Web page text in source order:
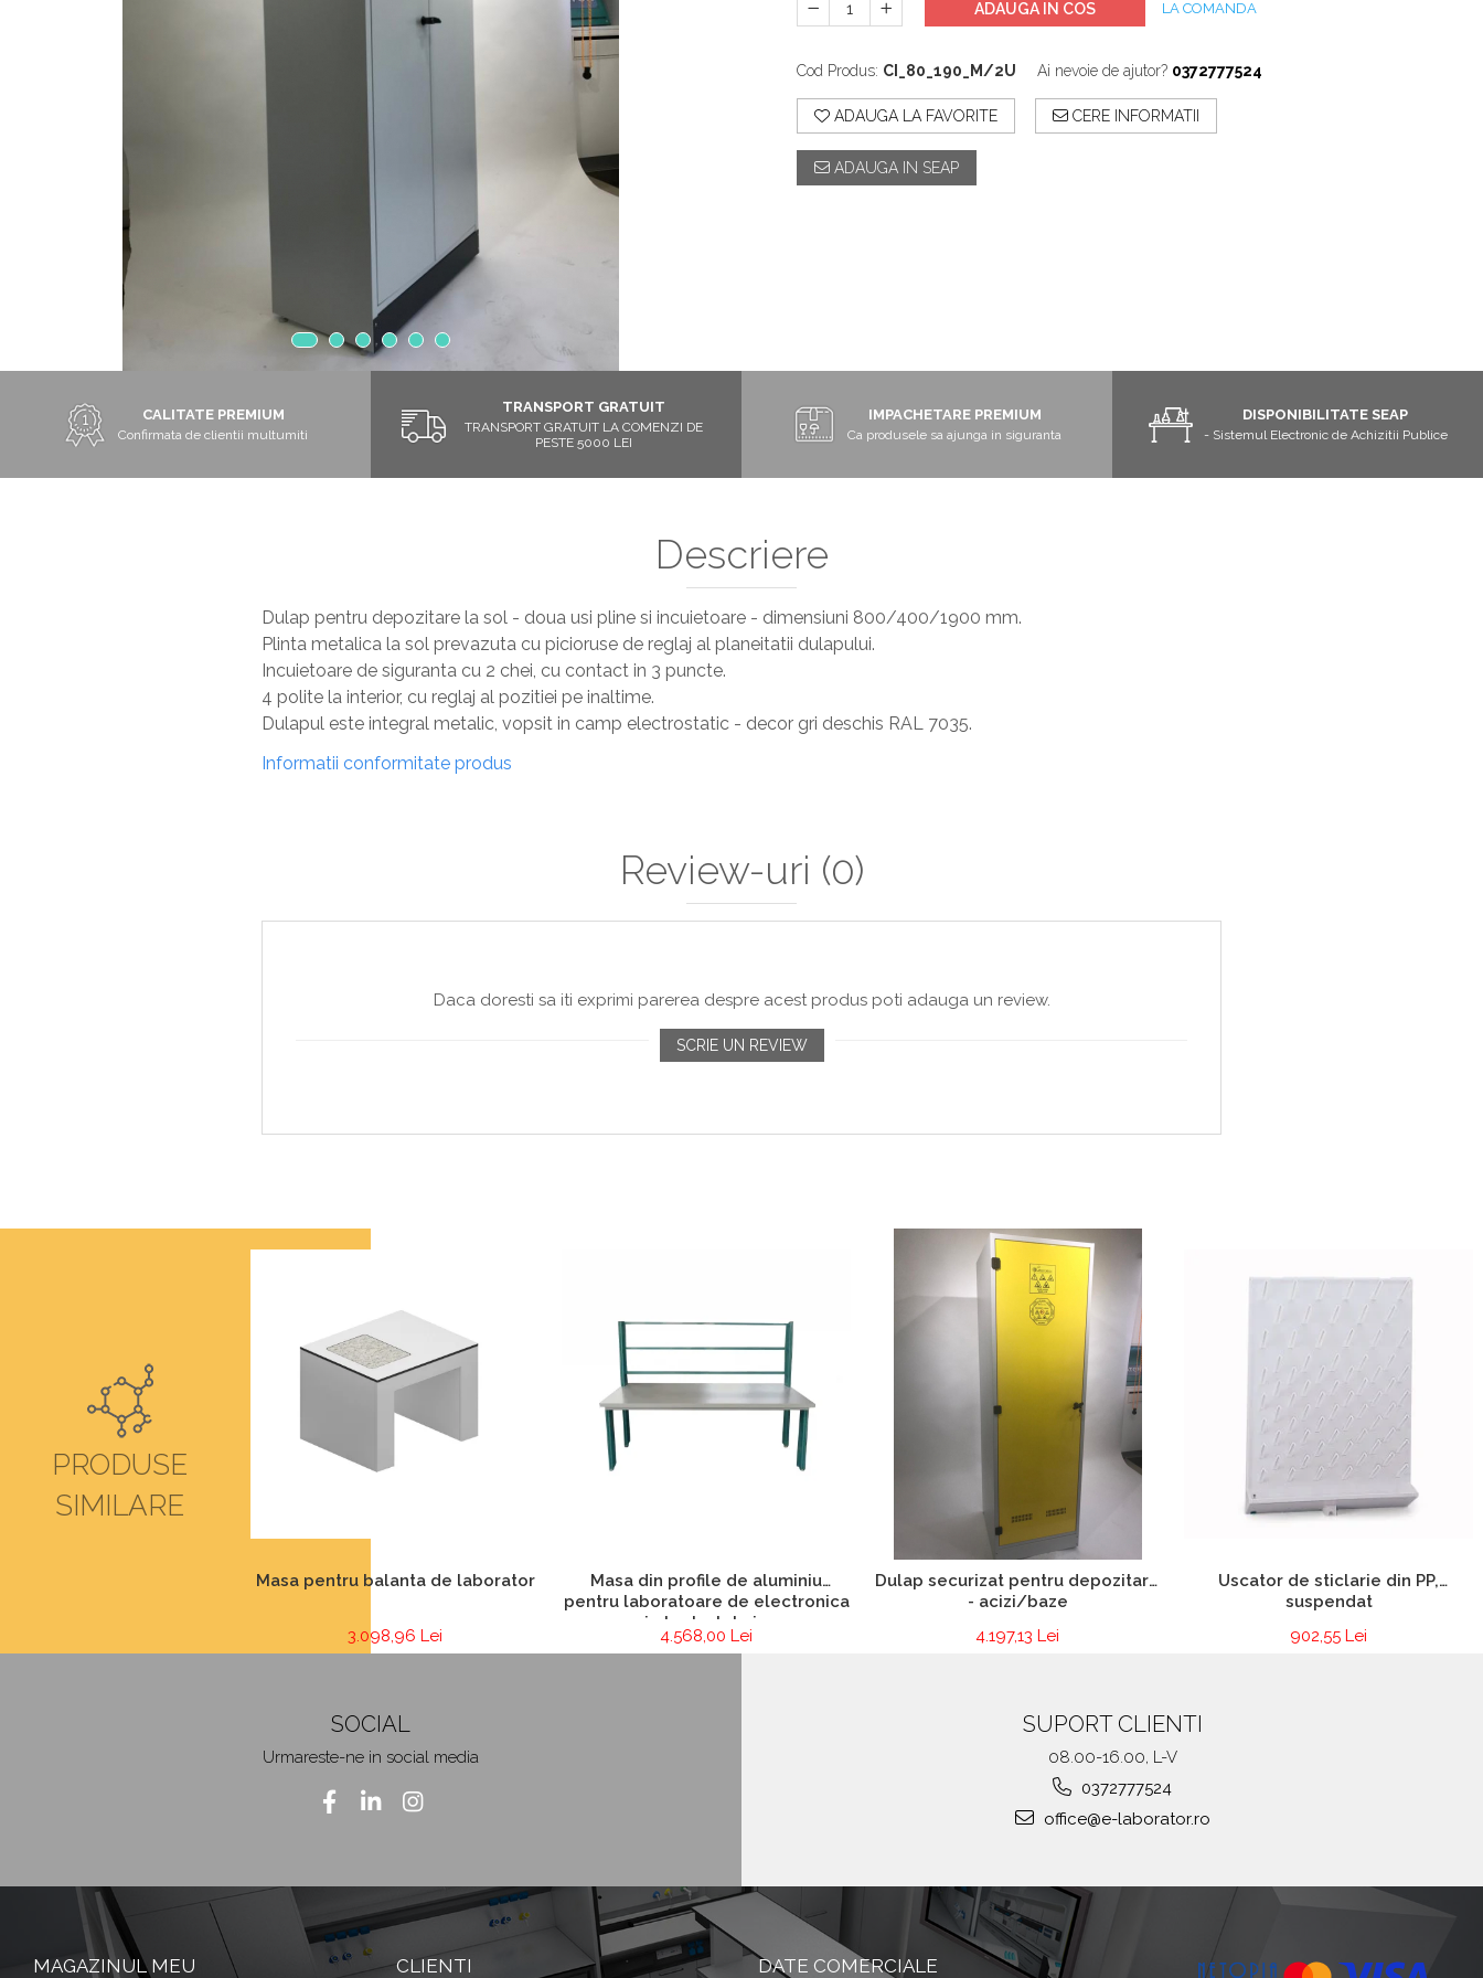
Dulapuri De Laborator/Corpuri
Dulapuri de reactivi
Dulapuri under-bench mobile
Mobilier Pentru Autolaborator
ADAUGA IN COS LA COMANDA
Cod Produs: CI_80_190_M/2U Ai nevoie de ajutor? 0372777524
ADAUGA LA FAVORITE CERE INFORMATII
ADAUGA IN SEAP
CALITATE PREMIUM
Confirmata de clientii multumiti
TRANSPORT GRATUIT
TRANSPORT GRATUIT LA COMENZI DE
PESTE 5000 LEI
IMPACHETARE PREMIUM
Ca produsele sa ajunga in siguranta
DISPONIBILITATE SEAP
- Sistemul Electronic de Achizitii Publice
Descriere
Dulap pentru depozitare la sol - doua usi pline si incuietoare - dimensiuni 800/400/1900 mm.
Plinta metalica la sol prevazuta cu picioruse de reglaj al planeitatii dulapului.
Incuietoare de siguranta cu 2 chei, cu contact in 3 puncte.
4 polite la interior, cu reglaj al pozitiei pe inaltime.
Dulapul este integral metalic, vopsit in camp electrostatic - decor gri deschis RAL 7035.
Informatii conformitate produs
Review-uri (0)
Daca doresti sa iti exprimi parerea despre acest produs poti adauga un review.
SCRIE UN REVIEW
PRODUSE
SIMILARE
Masa pentru balanta de laborator
3.098,96 Lei
Masa din profile de aluminiu
pentru laboratoare de electronica
si electrotehnica
4.568,00 Lei
Dulap securizat pentru depozitare
- acizi/baze
4.197,13 Lei
Uscator de sticlarie din PP,
suspendat
902,55 Lei
SOCIAL
Urmareste-ne in social media
SUPORT CLIENTI
08.00-16.00, L-V
0372777524
office@e-laborator.ro
MAGAZINUL MEU CLIENTI DATE COMERCIALE